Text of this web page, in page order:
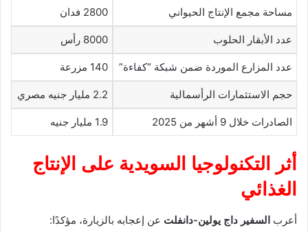
مساحة مجمع الإنتاج الحيواني 2800 فدان
عدد الأبقار الحلوب 8000 رأس
عدد المزارع الموردة ضمن شبكة “كفاءة” 140 مزرعة
حجم الاستثمارات الرأسمالية 2.2 مليار جنيه مصري
الصادرات خلال 9 أشهر من 2025 1.9 مليار جنيه
أثر التكنولوجيا السويدية على الإنتاج
الغذائي
أعرب السفير داج يولين-دانفلت عن إعجابه بالزيارة، مؤكدًا: